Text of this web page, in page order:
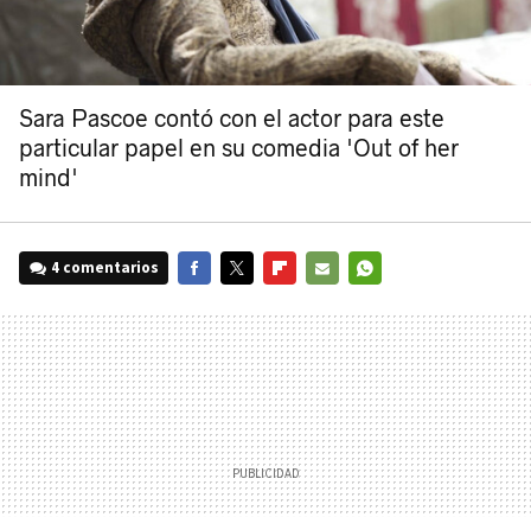
Sara Pascoe contó con el actor para este
particular papel en su comedia 'Out of her
mind'
4 comentarios
MAIL